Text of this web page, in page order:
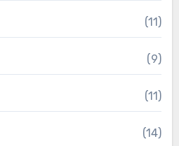
(11)
(9)
(11)
(14)